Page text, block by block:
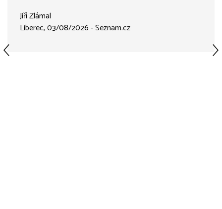
Jiří Zlámal
Liberec, 03/08/2026 - Seznam.cz